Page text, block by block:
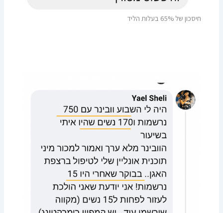
חיסכון של 65% בעלות הליד